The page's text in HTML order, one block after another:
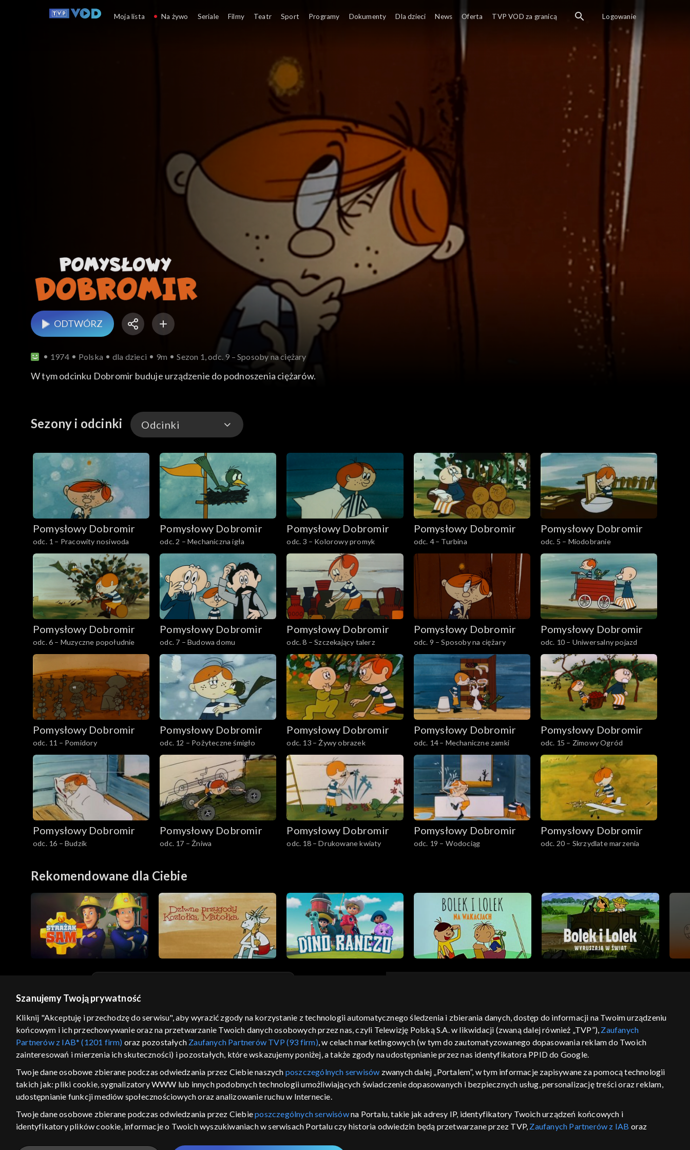
ODTWÓRZ
1974 Polska dla dzieci 9m Sezon 1, odc. 9 – Sposoby na ciężary
W tym odcinku Dobromir buduje urządzenie do podnoszenia ciężarów.
Sezony i odcinki Odcinki
Odcinki
Pomysłowy Dobromir
odc. 1 – Pracowity nosiwoda
Pomysłowy Dobromir
odc. 2 – Mechaniczna igła
Pomysłowy Dobromir
odc. 3 – Kolorowy promyk
Pomysłowy Dobromir
odc. 4 – Turbina
Pomysłowy Dobromir
odc. 5 – Miodobranie
Pomysłowy Dobromir
odc. 6 – Muzyczne popołudnie
Pomysłowy Dobromir
odc. 7 – Budowa domu
Pomysłowy Dobromir
odc. 8 – Szczekający talerz
Pomysłowy Dobromir
odc. 9 – Sposoby na ciężary
Pomysłowy Dobromir
odc. 10 – Uniwersalny pojazd
Pomysłowy Dobromir
odc. 11 – Pomidory
Pomysłowy Dobromir
odc. 12 – Pożyteczne śmigło
Pomysłowy Dobromir
odc. 13 – Żywy obrazek
Pomysłowy Dobromir
odc. 14 – Mechaniczne zamki
Pomysłowy Dobromir
odc. 15 – Zimowy Ogród
Pomysłowy Dobromir
odc. 16 – Budzik
Pomysłowy Dobromir
odc. 17 – Żniwa
Pomysłowy Dobromir
odc. 18 – Drukowane kwiaty
Pomysłowy Dobromir
odc. 19 – Wodociąg
Pomysłowy Dobromir
odc. 20 – Skrzydlate marzenia
Rekomendowane dla Ciebie
GEOLOKALIZACJA
ŁĄCZYSZ SIĘ SPOZA POLSKI
Kraj, z którego się łączysz, to Stany Zjednoczone ,
w związku z czym część tytułów na platformie TVP
VOD może być nieodstępna. Sprawdź, które
© 2026 Telewizja Polska S.A. w likwidacji
regulamin serwisu cennik polityka prywatności moje zgody pomoc kontakt voucher dostępność informacje o dostawcy usług
Moja lista Na żywo Seriale Filmy Teatr Sport Programy Dokumenty Dla dzieci News Oferta TVP VOD za granicą Logowanie
Szanujemy Twoją prywatność
Kliknij "Akceptuję i przechodzę do serwisu", aby wyrazić zgody na korzystanie z technologii automatycznego śledzenia i zbierania danych, dostęp do informacji na Twoim urządzeniu
końcowym i ich przechowywanie oraz na przetwarzanie Twoich danych osobowych przez nas, czyli Telewizję Polską S.A. w likwidacji (zwaną dalej również „TVP”), Zaufanych
Partnerów z IAB* (1201 firm) oraz pozostałych Zaufanych Partnerów TVP (93 firm), w celach marketingowych (w tym do zautomatyzowanego dopasowania reklam do Twoich
zainteresowań i mierzenia ich skuteczności) i pozostałych, które wskazujemy poniżej, a także zgody na udostępnianie przez nas identyfikatora PPID do Google.
Twoje dane osobowe zbierane podczas odwiedzania przez Ciebie naszych poszczególnych serwisów zwanych dalej „Portalem”, w tym informacje zapisywane za pomocą technologii
takich jak: pliki cookie, sygnalizatory WWW lub innych podobnych technologii umożliwiających świadczenie dopasowanych i bezpiecznych usług, personalizację treści oraz reklam,
udostępnianie funkcji mediów społecznościowych oraz analizowanie ruchu w Internecie.
Twoje dane osobowe zbierane podczas odwiedzania przez Ciebieposzczególnych serwisówna Portalu, takie jak adresy IP, identyfikatory Twoich urządzeń końcowych i
identyfikatory plików cookie, informacje o Twoich wyszukiwaniach w serwisach Portalu czy historia odwiedzin będą przetwarzane przez TVP, Zaufanych Partnerów z IAB oraz